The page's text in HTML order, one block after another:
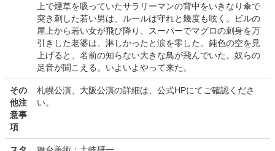
上で煙草を吸っていたサラリーマンの背中をいきなり傘で
突き刺した若い男は、ルールは守れと幾度も呟く。ビルの
屋上から若い女が飛び降り、スーパーでマグロの刺身を万
引きした老婆は、淋しかったと涙を零した。鈍色の空を見
上げると、名前の知らない大きな鳥が飛んでいた。奴らの
足音が聞こえる。いよいよやって来た。
その
他注
意事
項
札幌公演、大阪公演の詳細は、公式HPにてご確認くださ
い。